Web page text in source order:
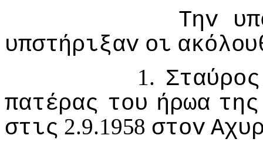
Τηv
υπστήριξαv oι
1. Σταύρoς
πατέρας τoυ ήρωα της
στις 2.9.1958 στov